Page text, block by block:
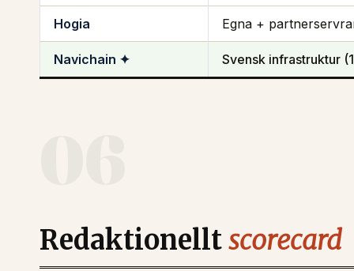
Hogia Egna +
Navichain ✦ Svensk infrastruktur
Redaktionelltscorecard